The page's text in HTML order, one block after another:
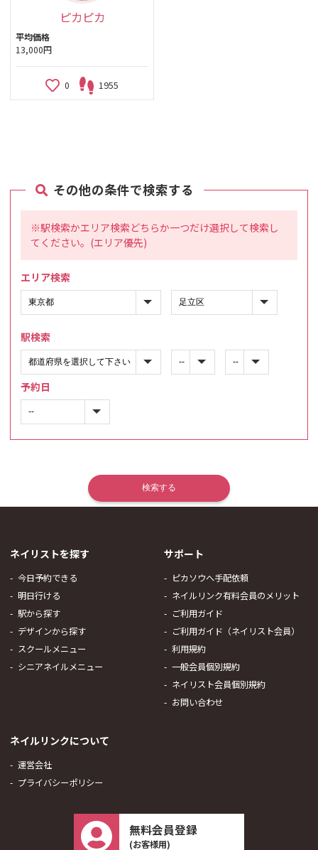
ピカピカ
平均価格
13,000円
0 1955
その他の条件で検索する
※駅検索かエリア検索どちらか一つだけ選択して検索し
てください。(エリア優先)
エリア検索
駅検索
予約日
ネイリストを探す
今日予約できる
明日行ける
駅から探す
デザインから探す
スクールメニュー
シニアネイルメニュー
サポート
ピカソウへ手配依頼
ネイルリンク有料会員のメリット
ご利用ガイド
ご利用ガイド（ネイリスト会員）
利用規約
一般会員個別規約
ネイリスト会員個別規約
お問い合わせ
ネイルリンクについて
運営会社
プライバシーポリシー
無料会員登録
(お客様用)